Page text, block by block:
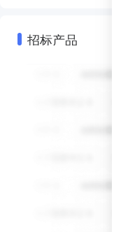
招标产品